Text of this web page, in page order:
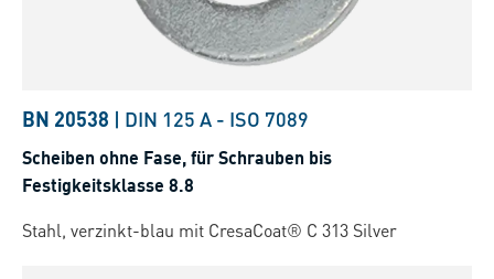
BN 20538 | DIN 125 A - ISO 7089
Scheiben ohne Fase, für Schrauben bis
Festigkeitsklasse 8.8
Stahl, verzinkt-blau mit CresaCoat® C 313 Silver